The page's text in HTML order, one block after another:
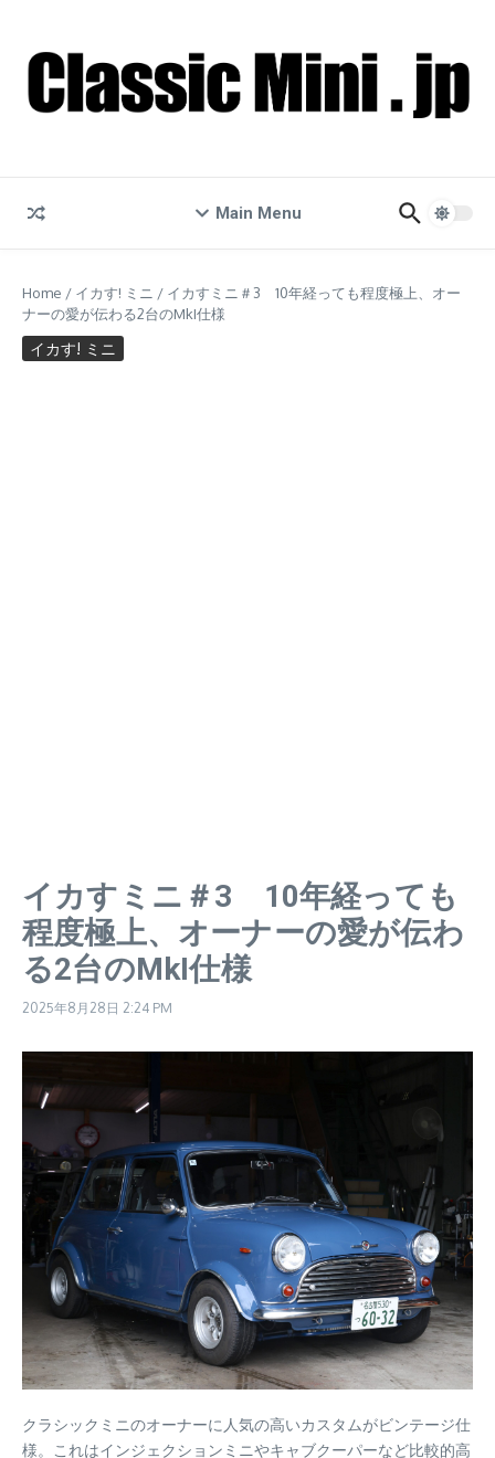
Main Menu
Home / イカす! ミニ / イカすミニ＃3 10年経っても程度極上、オー
ナーの愛が伝わる2台のMkI仕様
イカす! ミニ
イカすミニ＃3 10年経っても
程度極上、オーナーの愛が伝わ
る2台のMkI仕様
2025年8月28日 2:24 PM
クラシックミニのオーナーに人気の高いカスタムがビンテージ仕
様。これはインジェクションミニやキャブクーパーなど比較的高